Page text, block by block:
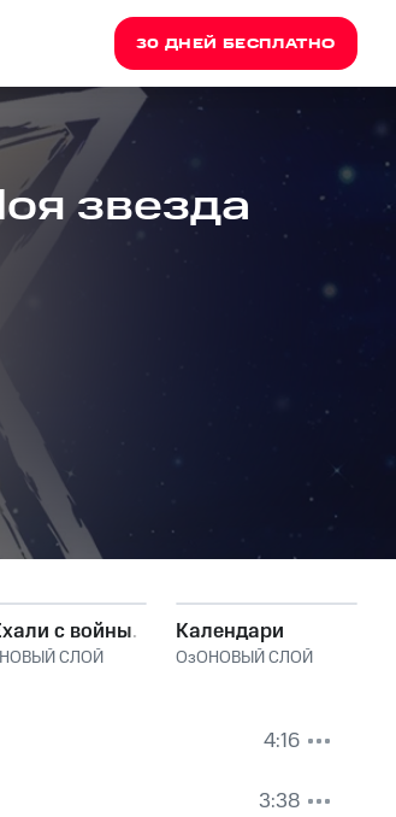
30 ДНЕЙ БЕСПЛАТНО
звезда
с войны...
СЛОЙ
Календари
ОзОНОВЫЙ СЛОЙ
4:16
3:38